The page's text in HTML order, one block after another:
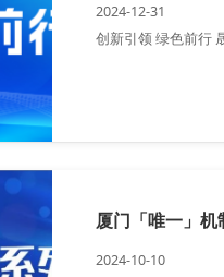
2024-12-31
创新引领 绿色前行
厦门「唯一」机
2024-10-10